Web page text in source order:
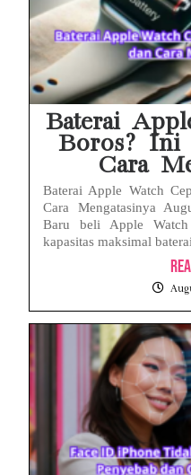
Baterai
Boros? Ini
Cara
Baterai Apple Watch
Cara Mengatasinya
Baru beli Apple
kapasitas maksimal